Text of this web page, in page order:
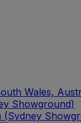
Wales,
Showground)
(Sydney